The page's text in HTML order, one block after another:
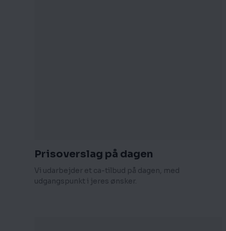
Prisoverslag på dagen
Vi udarbejder et ca-tilbud på dagen, med
udgangspunkt i jeres ønsker.